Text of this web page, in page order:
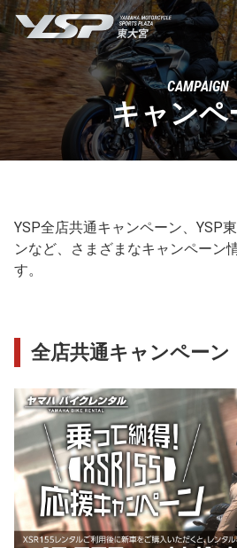
YSP東大
CAMPAIGN
キャンペ
YSP全店共通キャンペーン、YSP
ンなど、さまざまなキャンペーン
す。
全店共通キャンペーン